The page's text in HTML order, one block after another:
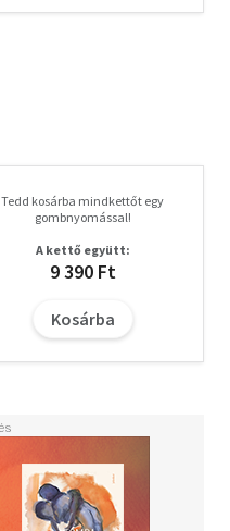
Tedd kosárba mindkettőt egy
gombnyomással!
A kettő együtt:
9 390 Ft
Kosárba